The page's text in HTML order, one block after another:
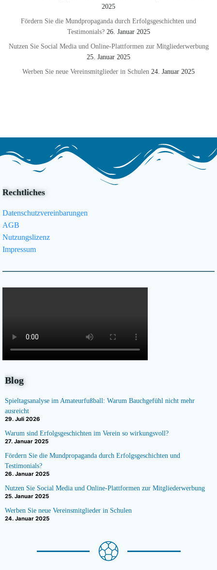
2025
Fördern Sie die Mundpropaganda durch Erfolgsgeschichten und
Testimonials? 26. Januar 2025
Nutzen Sie Social Media und Online-Plattformen zur Mitgliederwerbung
25. Januar 2025
Werben Sie neue Vereinsmitglieder in Schulen 24. Januar 2025
Rechtliches
Datenschutzvereinbarungen
AGB
Nutzungslizenz
Impressum
Blog
Spieltagsanalyse im Amateurfußball: Warum Bauchgefühl nicht mehr
ausreicht
29. Juli 2026
Warum sind Erfolgsgeschichten im Verein so wirkungsvoll?
27. Januar 2025
Fördern Sie die Mundpropaganda durch Erfolgsgeschichten und
Testimonials?
26. Januar 2025
Nutzen Sie Social Media und Online-Plattformen zur Mitgliederwerbung
25. Januar 2025
Werben Sie neue Vereinsmitglieder in Schulen
24. Januar 2025